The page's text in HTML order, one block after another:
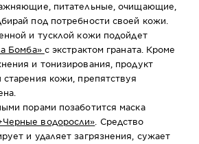
питательные, очищающие,
под потребности своей кожи.
и тусклой кожи подойдет
Бомба» с экстрактом граната. Кроме
и тонизирования, продукт
кожи, препятствуя
порами позаботится маска
водоросли». Средство
и удаляет загрязнения, сужает